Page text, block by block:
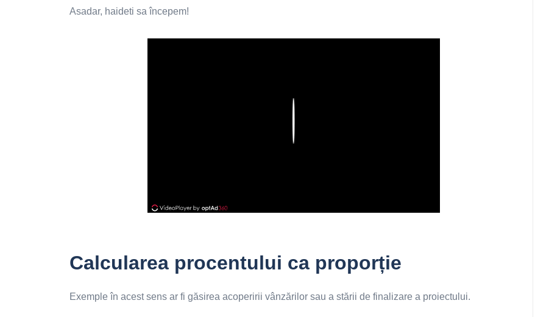
Asadar, haideti sa începem!
Calcularea procentului ca proporție
Exemple în acest sens ar fi găsirea acoperirii vânzărilor sau a stării de finalizare a proiectului.